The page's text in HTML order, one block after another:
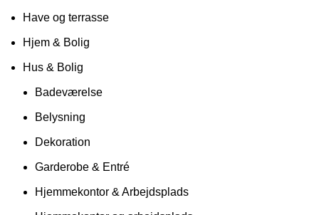
Have og terrasse
Hjem & Bolig
Hus & Bolig
Badeværelse
Belysning
Dekoration
Garderobe & Entré
Hjemmekontor & Arbejdsplads